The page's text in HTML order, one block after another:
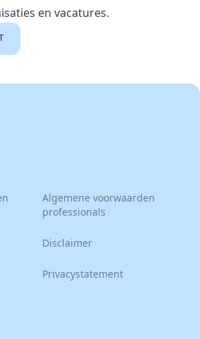
en vacatures.
Algemene voorwaarden
professionals
Disclaimer
Privacystatement